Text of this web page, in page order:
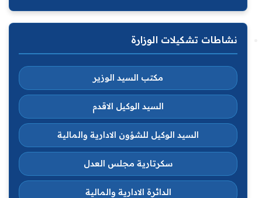
نشاطات تشكيلات الوزارة
مكتب السيد الوزير
السيد الوكيل الاقدم
السيد الوكيل للشؤون الادارية والمالية
سكرتارية مجلس العدل
الدائرة الادارية والمالية